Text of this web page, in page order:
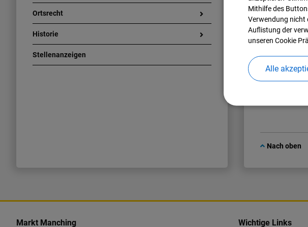
Ortsrecht
Historie
Stellenanzeigen
Nach oben
Markt Manching Wichtige Links
Mithilfe des
Verwendung nicht
Auflistung der
unseren Cookie
Alle